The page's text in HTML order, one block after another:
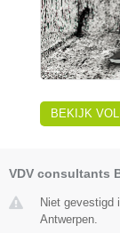
BEKIJK
VDV consultants
Niet gevestigd
Antwerpen.